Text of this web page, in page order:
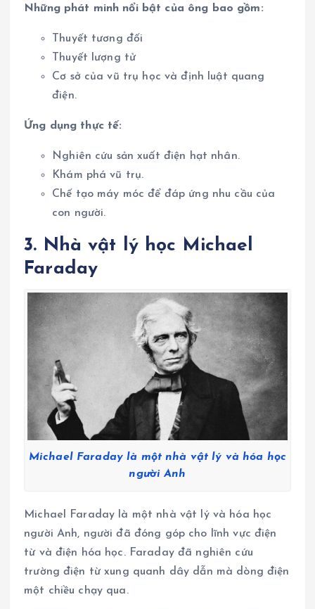
Những phát minh nổi bật của ông bao gồm:
Thuyết tương đối
Thuyết lượng tử
Cơ sở của vũ trụ học và định luật quang
điện.
Ứng dụng thực tế:
Nghiên cứu sản xuất điện hạt nhân.
Khám phá vũ trụ.
Chế tạo máy móc để đáp ứng nhu cầu của
con người.
3. Nhà vật lý học Michael
Faraday
Michael Faraday là một nhà vật lý và hóa học
người Anh
Michael Faraday là một nhà vật lý và hóa học
người Anh, người đã đóng góp cho lĩnh vực điện
từ và điện hóa học. Faraday đã nghiên cứu
trường điện từ xung quanh dây dẫn mà dòng điện
một chiều chạy qua.